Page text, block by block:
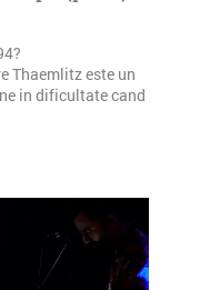
Thaemlitz este un
in dificultate cand